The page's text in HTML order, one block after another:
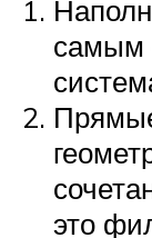
самым
это